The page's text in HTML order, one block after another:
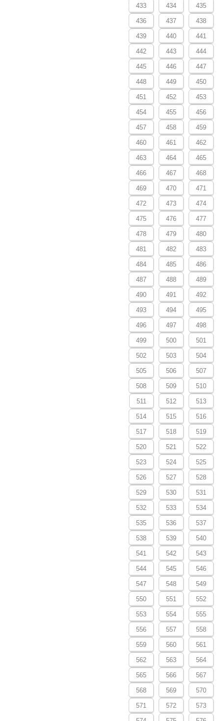
433 434 435
436 437 438
439 440 441
442 443 444
445 446 447
448 449 450
451 452 453
454 455 456
457 458 459
460 461 462
463 464 465
466 467 468
469 470 471
472 473 474
475 476 477
478 479 480
481 482 483
484 485 486
487 488 489
490 491 492
493 494 495
496 497 498
499 500 501
502 503 504
505 506 507
508 509 510
511 512 513
514 515 516
517 518 519
520 521 522
523 524 525
526 527 528
529 530 531
532 533 534
535 536 537
538 539 540
541 542 543
544 545 546
547 548 549
550 551 552
553 554 555
556 557 558
559 560 561
562 563 564
565 566 567
568 569 570
571 572 573